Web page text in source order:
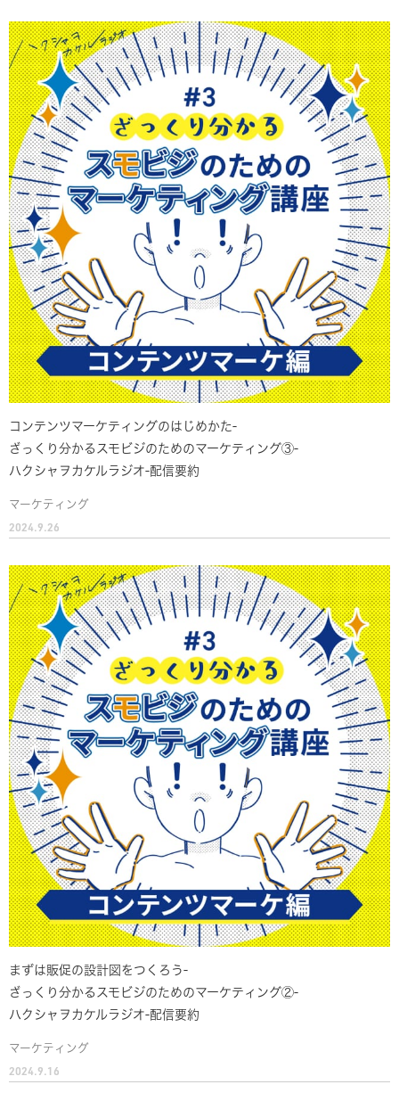
コンテンツマーケティングのはじめかた-
ざっくり分かるスモビジのためのマーケティング③-
ハクシャヲカケルラジオ-配信要約
マーケティング
2024.9.26
まずは販促の設計図をつくろう-
ざっくり分かるスモビジのためのマーケティング②-
ハクシャヲカケルラジオ-配信要約
マーケティング
2024.9.16